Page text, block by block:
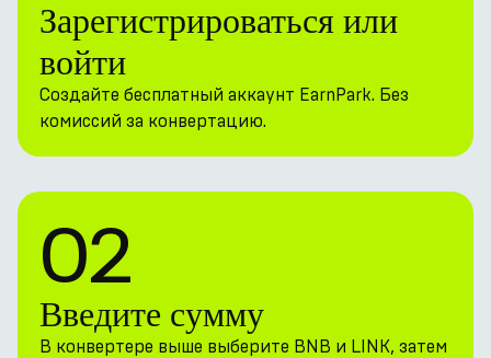
Зарегистрироваться или
войти
Создайте бесплатный аккаунт EarnPark. Без
комиссий за конвертацию.
02
Введите сумму
В конвертере выше выберите BNB и LINK, затем